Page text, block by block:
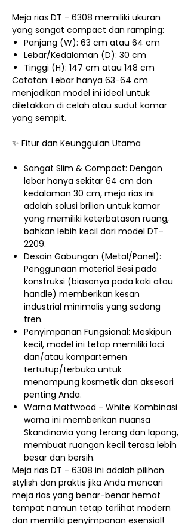
Meja rias DT - 6308 memiliki ukuran
yang sangat compact dan ramping:
Panjang (W): 63 cm atau 64 cm
Lebar/Kedalaman (D): 30 cm
Tinggi (H): 147 cm atau 148 cm
Catatan: Lebar hanya 63−64 cm
menjadikan model ini ideal untuk
diletakkan di celah atau sudut kamar
yang sempit.
✨ Fitur dan Keunggulan Utama
Sangat Slim & Compact: Dengan
lebar hanya sekitar 64 cm dan
kedalaman 30 cm, meja rias ini
adalah solusi brilian untuk kamar
yang memiliki keterbatasan ruang,
bahkan lebih kecil dari model DT-
2209.
Desain Gabungan (Metal/Panel):
Penggunaan material Besi pada
konstruksi (biasanya pada kaki atau
handle) memberikan kesan
industrial minimalis yang sedang
tren.
Penyimpanan Fungsional: Meskipun
kecil, model ini tetap memiliki laci
dan/atau kompartemen
tertutup/terbuka untuk
menampung kosmetik dan aksesori
penting Anda.
Warna Mattwood - White: Kombinasi
warna ini memberikan nuansa
Skandinavia yang terang dan lapang,
membuat ruangan kecil terasa lebih
besar dan bersih.
Meja rias DT - 6308 ini adalah pilihan
stylish dan praktis jika Anda mencari
meja rias yang benar-benar hemat
tempat namun tetap terlihat modern
dan memiliki penyimpanan esensial!